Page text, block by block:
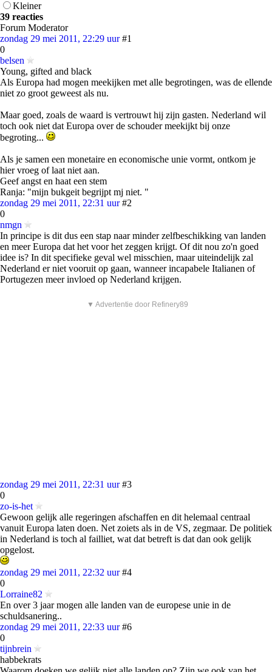
Kleiner
39 reacties
Forum Moderator
zondag 29 mei 2011, 22:29 uur #1
0
belsen
Young, gifted and black
Als Europa had mogen meekijken met alle begrotingen, was de ellende
niet zo groot geweest als nu.
Maar goed, zoals de waard is vertrouwt hij zijn gasten. Nederland wil
toch ook niet dat Europa over de schouder meekijkt bij onze
begroting...
Als je samen een monetaire en economische unie vormt, ontkom je
hier vroeg of laat niet aan.
Geef angst en haat een stem
Ranja: "mijn bukgeit begrijpt mj niet. "
zondag 29 mei 2011, 22:31 uur #2
0
nmgn
In principe is dit dus een stap naar minder zelfbeschikking van landen
en meer Europa dat het voor het zeggen krijgt. Of dit nou zo'n goed
idee is? In dit specifieke geval wel misschien, maar uiteindelijk zal
Nederland er niet vooruit op gaan, wanneer incapabele Italianen of
Portugezen meer invloed op Nederland krijgen.
▼ Advertentie door Refinery89
zondag 29 mei 2011, 22:31 uur #3
0
zo-is-het
Gewoon gelijk alle regeringen afschaffen en dit helemaal centraal
vanuit Europa laten doen. Net zoiets als in de VS, zegmaar. De politiek
in Nederland is toch al failliet, wat dat betreft is dat dan ook gelijk
opgelost.
zondag 29 mei 2011, 22:32 uur #4
0
Lorraine82
En over 3 jaar mogen alle landen van de europese unie in de
schuldsanering..
zondag 29 mei 2011, 22:33 uur #6
0
tijnbrein
habbekrats